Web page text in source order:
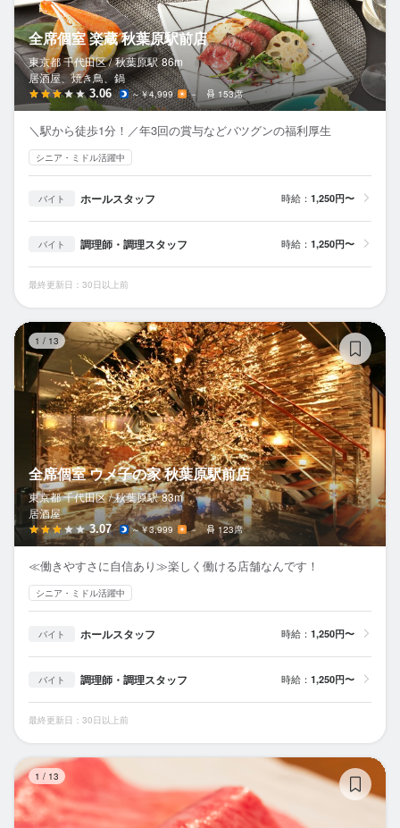
全席個室 楽蔵 秋葉原駅前店
東京都 千代田区 / 秋葉原駅 86m
居酒屋、焼き鳥、鍋
3.06 ～￥4,999 － 153席
＼駅から徒歩1分！／年3回の賞与などバツグンの福利厚生
シニア・ミドル活躍中
バイト ホールスタッフ 時給： 1,250円〜
バイト 調理師・調理スタッフ 時給： 1,250円〜
最終更新日：30日以上前
1 / 13
全席個室 ウメ子の家 秋葉原駅前店
東京都 千代田区 / 秋葉原駅 83m
居酒屋
3.07 ～￥3,999 － 123席
≪働きやすさに自信あり≫楽しく働ける店舗なんです！
シニア・ミドル活躍中
バイト ホールスタッフ 時給： 1,250円〜
バイト 調理師・調理スタッフ 時給： 1,250円〜
最終更新日：30日以上前
1 / 13